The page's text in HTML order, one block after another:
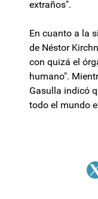
extraños".
En cuanto a la
de Néstor
con quizá el
humano".
Gasulla indicó
todo el mundo